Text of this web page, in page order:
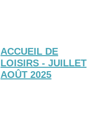
ACCUEIL DE
LOISIRS - JUILLET
AOÛT 2025